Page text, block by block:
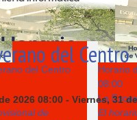
del Centro
de
6
Horario
08:00
La
El
del Centro
2026 08:00 - Viernes, 31